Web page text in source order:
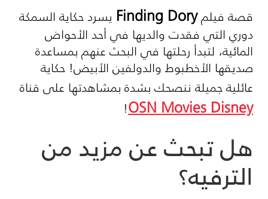
قصة فيلمFinding Dory يسرد حكاية السمكة
دوري التي فقدت والديها في أحد الأحواض
المائية، لتبدأ رحلتها في البحث عنهم بمساعدة
صديقها الأخطبوط والدولفين الأبيض! حكاية
عائلية جميلة ننصحك بشدة بمشاهدتها على قناة
OSN Movies Disney
!
هل تبحث عن مزيد من
الترفيه؟